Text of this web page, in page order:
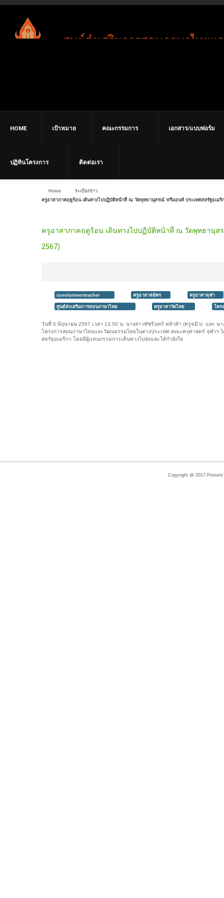
HOME เป้าหมาย คณะกรรมการ เอกสาร/แบบฟอร์ม
ปฏิทินโครงการ ติดต่อเรา
Home
ระเบียงข่าว
ครูอาสาภาคฤดูร้อน เดินทางไปปฏิบัติหน้าที่ ณ วัดพุทธานุสรณ์ ฟรีมอนท์ ประเทศสหรัฐอเมริก
ครูอาสาภาคฤดูร้อน เดินทางไปปฏิบัติหน้าที่ ณ วัดพุทธานุส
2567)
cuvolunteerteacher ครูอาสาสมัคร ครูอาสาจุฬา
ศูนย์ส่งเสริมการสอนภาษาไทย ครูอาสาวัดไทย โคร
วันที่ 6 มิถุนายน 2567 เวลา 13.50 น. นางสาวพัชรินทร์ หล้าคำ (ครูหมิว) และ น
โครงการสอนภาษาไทยและวัฒนธรรมไทยในต่างประเทศ คณะครุศาสตร์ จุฬา
สหรัฐอเมริกา โดยมีผู้แทนกรรมการเดินทางไปส่งและให้กำลังใจ
Copyright @ 2017-